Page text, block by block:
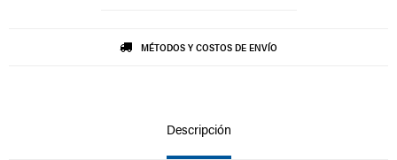
MÉTODOS Y COSTOS DE ENVÍO
Descripción